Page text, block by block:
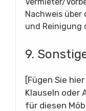
Nachweis über
und Reinigung
9.
[Fügen Sie
Klauseln oder
für diesen